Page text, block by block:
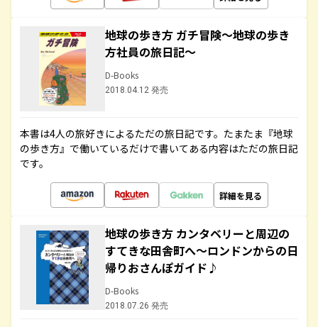
地球の歩き方 ガチ冒険～地球の歩き
方社員の旅日記～
D-Books
2018.04.12 発売
本書は4人の旅好きによるただの旅日記です。たまたま『地球
の歩き方』で働いているだけで書いてある内容はただの旅日記
です。
詳細を見る
地球の歩き方 カンタベリーと周辺の
すてきな田舎町へ～ロンドンからの日
帰りおさんぽガイド♪
D-Books
2018.07.26 発売